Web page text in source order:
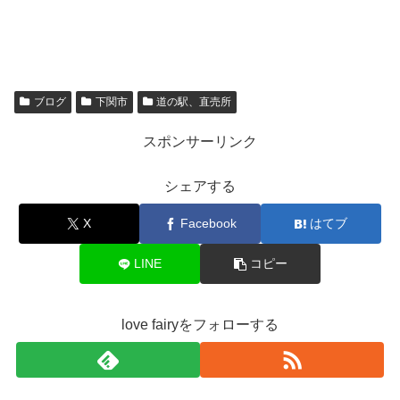
ブログ 下関市 道の駅、直売所
スポンサーリンク
シェアする
X Facebook はてブ
LINE コピー
love fairyをフォローする